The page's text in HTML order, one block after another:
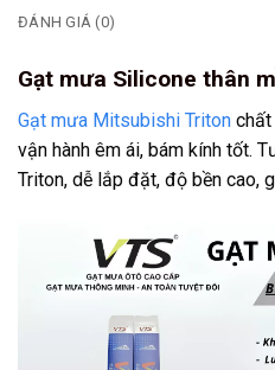
ĐÁNH GIÁ (0)
Gạt mưa Silicone thân
Gạt mưa Mitsubishi Triton
vận hành êm ái, bám kính tốt.
Triton, dễ lắp đặt, độ bền cao,